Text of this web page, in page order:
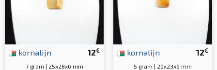
12€
kornalijn
7 gram | 25x28x6 mm
12€
kornalijn
5 gram | 20x23x6 mm